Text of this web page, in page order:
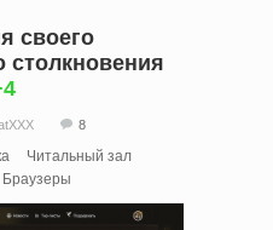
своего
столкновения
8
Читальный зал
Браузеры